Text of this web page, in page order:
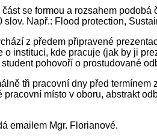
se formou a rozsahem
slov. Např.: Flood protection,
z předem připravené
o instituci, kde pracuje (jak by ji
pohovoří o prostudované
tři pracovní dny před
místo v oboru, abstrakt
emailem Mgr. Florianové.